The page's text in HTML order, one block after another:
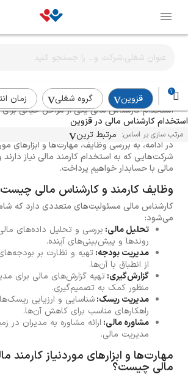
1
قزوین گروه شغلی زمان
استخدام کارشناس مالی در قزوین
مرتب سازی بر اساس: مرتبط ترین
راهنمای استخدام کارشناس مالی
استخدام کارشناس مالی یکی از مراحل حیاتی
کارشناس مالی نه تنها به مدیریت منابع مالی
مهمی در تصمیم‌گیری‌های استراتژیک و بهینه‌سازی
در ادامه، به بررسی وظایف، مهارت‌ها و ابزارهای
شرکت‌هایی که به استخدام کارمند مالی نیاز
مالی با حسابدار خواهیم پرداخت.
وظایف کارمند و کارشناس مالی
کارشناس مالی مسئولیت‌های متعددی دارد که
می‌شود:
تحلیل مالی: بررسی و تحلیل داده‌های
روندها و پیش‌بینی‌های آینده.
مدیریت بودجه:تهیه و نظارت بر
از انطباق با آن‌ها.
گزارش‌گیری:تهیه گزارش‌های مالی برای
منظور کمک به تصمیم‌گیری.
مدیریت ریسک:شناسایی و ارزیابی
راهکارهای مناسب برای کاهش آن‌ها.
مشاوره مالی: ارائه مشاوره به مدیران در
مدیریت مالی.
مهارت‌ها و ابزارهای موردنیاز کارمند
مالی چیست؟